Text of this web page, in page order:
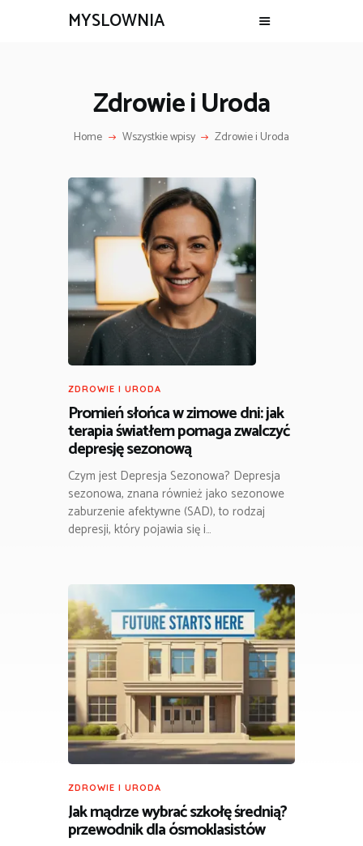
MYSLOWNIA
Zdrowie i Uroda
Home Wszystkie wpisy Zdrowie i Uroda
ZDROWIE I URODA
Promień słońca w zimowe dni: jak
terapia światłem pomaga zwalczyć
depresję sezonową
Czym jest Depresja Sezonowa? Depresja
sezonowa, znana również jako sezonowe
zaburzenie afektywne (SAD), to rodzaj
depresji, który pojawia się i…
ZDROWIE I URODA
Jak mądrze wybrać szkołę średnią?
przewodnik dla ósmoklasistów